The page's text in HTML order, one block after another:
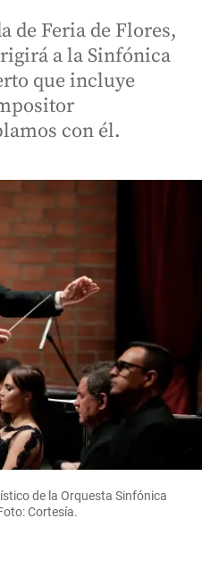
de Feria de Flores,
a la Sinfónica
que incluye
con él.
de la Orquesta Sinfónica
Cortesía.